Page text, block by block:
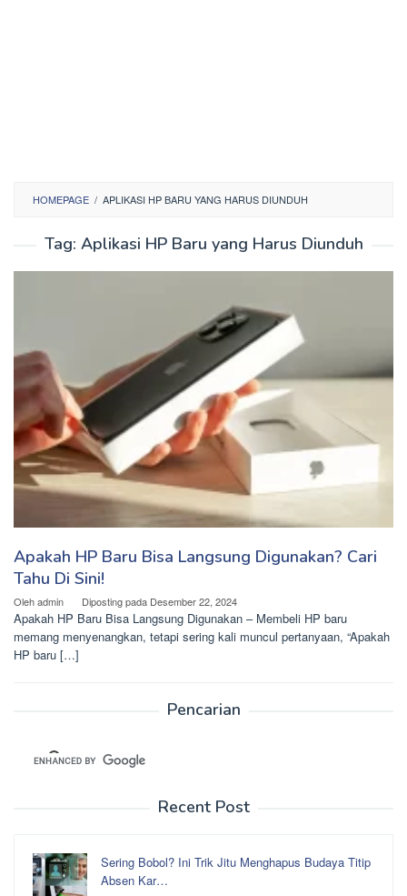
HOMEPAGE / APLIKASI HP BARU YANG HARUS DIUNDUH
Tag: Aplikasi HP Baru yang Harus Diunduh
Apakah HP Baru Bisa Langsung Digunakan? Cari
Tahu Di Sini!
Olehadmin Diposting pada Desember 22, 2024
Apakah HP Baru Bisa Langsung Digunakan – Membeli HP baru
memang menyenangkan, tetapi sering kali muncul pertanyaan, “Apakah
HP baru […]
Pencarian
Recent Post
Sering Bobol? Ini Trik Jitu Menghapus Budaya Titip
Absen Kar…